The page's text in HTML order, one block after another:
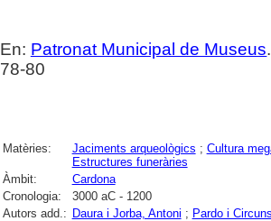
En: Patronat Municipal de Museus
78-80
Matèries: Jaciments arqueològics ; Cultura
Estructures funeràries
Àmbit:
Cardona
Cronologia:
3000 aC - 1200
Autors add.: Daura i Jorba, Antoni ; Pardo i